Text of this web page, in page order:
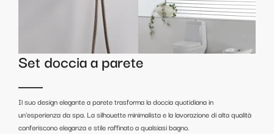
Set doccia a parete
Il suo design elegante a parete trasforma la doccia quotidiana in
un'esperienza da spa. La silhouette minimalista e la lavorazione di alta qualità
conferiscono eleganza e stile raffinato a qualsiasi bagno.